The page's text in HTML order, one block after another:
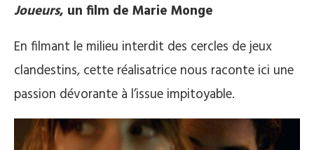
Joueurs, un film de Marie Monge
En filmant le milieu interdit des cercles de jeux
clandestins, cette réalisatrice nous raconte ici une
passion dévorante à l’issue impitoyable.